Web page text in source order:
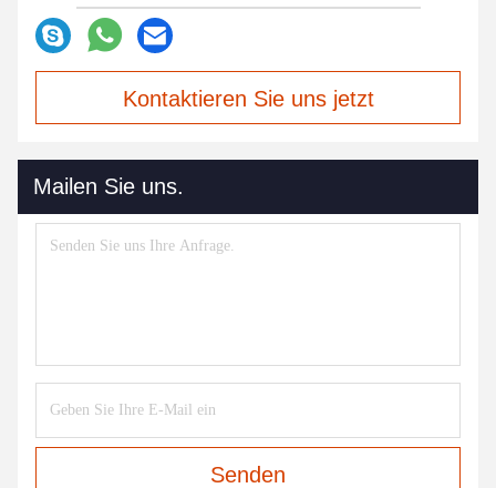
Kontaktieren Sie uns jetzt
Mailen Sie uns.
Senden